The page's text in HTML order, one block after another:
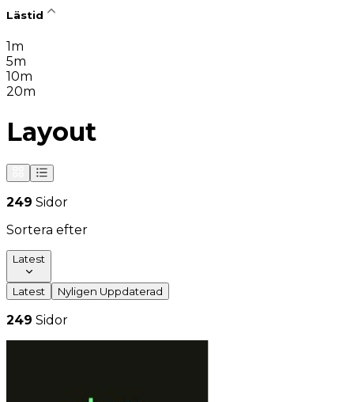
Lästid
1m
5m
10m
20m
Layout
249 Sidor
Sortera efter
Latest
Latest Nyligen Uppdaterad
249 Sidor